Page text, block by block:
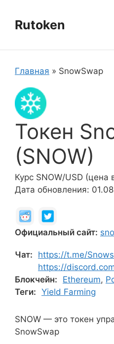
содержимому
Rutoken
Главная » SnowSwap
Токен
(SNOW)
Курс SNOW/USD
Дата обновления:
Официальный сайт:
Чат: https://t.me/
https://
Блокчейн:
Ethereum,
Теги: Yield Farming
SNOW — это токен
SnowSwap